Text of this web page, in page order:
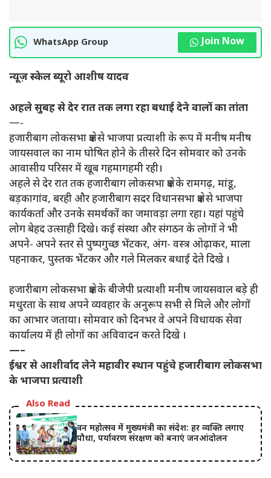
WhatsApp Group Join Now
न्यूज़ स्केल ब्यूरो आशीष यादव
अहले सुबह से देर रात तक लगा रहा बधाई देने वालों का तांता
—-
हजारीबाग लोकसभा क्षेत्र से भाजपा प्रत्याशी के रूप में मनीष मनीष
जायसवाल का नाम घोषित होने के तीसरे दिन सोमवार को उनके
आवासीय परिसर में खूब गहमागहमी रही।
अहले से देर रात तक हजारीबाग लोकसभा क्षेत्र के रामगढ़, मांडू,
बड़कागांव, बरही और हजारीबाग सदर विधानसभा क्षेत्र से भाजपा
कार्यकर्ता और उनके समर्थकों का जमावड़ा लगा रहा। यहां पहुंचे
लोग बेहद उत्साही दिखे। कई संस्था और संगठन के लोगों ने भी
अपने- अपने स्तर से पुष्पगुच्छ भेंटकर, अंग- वस्त्र ओढ़ाकर, माला
पहनाकर, पुस्तक भेंटकर और गले मिलकर बधाई देते दिखे ।
हजारीबाग लोकसभा क्षेत्र के बीजेपी प्रत्याशी मनीष जायसवाल बड़े ही
मधुरता के साथ अपने व्यवहार के अनुरूप सभी से मिले और लोगों
का आभार जताया। सोमवार को दिनभर वे अपने विधायक सेवा
कार्यालय में ही लोगों का अविवादन करते दिखे ।
—–
ईश्वर से आशीर्वाद लेने महावीर स्थान पहुंचे हजारीबाग लोकसभा
के भाजपा प्रत्याशी
Also Read
वन महोत्सव में मुख्यमंत्री का संदेश: हर व्यक्ति लगाए
पौधा, पर्यावरण संरक्षण को बनाएं जनआंदोलन